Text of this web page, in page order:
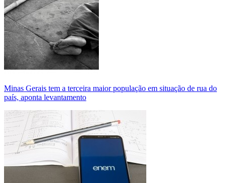
Minas Gerais tem a terceira maior população em situação de rua do
país, aponta levantamento